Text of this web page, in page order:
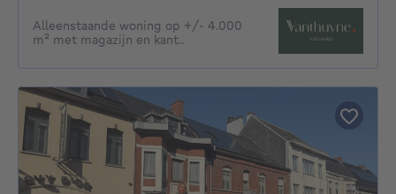
Alleenstaande woning op +/- 4.000
m² met magazijn en kant..